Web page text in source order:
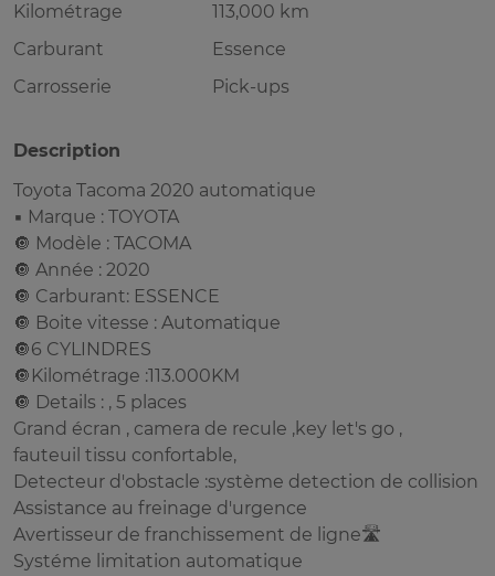
Kilométrage
113,000 km
Carburant
Essence
Carrosserie
Pick-ups
Description
Toyota Tacoma 2020 automatique
▪️ Marque : TOYOTA
🔘 Modèle : TACOMA
🔘 Année : 2020
🔘 Carburant: ESSENCE
🔘 Boite vitesse : Automatique
🔘6 CYLINDRES
🔘Kilométrage :113.000KM
🔘 Details : , 5 places
Grand écran , camera de recule ,key let's go ,
fauteuil tissu confortable,
Detecteur d'obstacle :système detection de collision
Assistance au freinage d'urgence
Avertisseur de franchissement de ligne🛣️
Systéme limitation automatique